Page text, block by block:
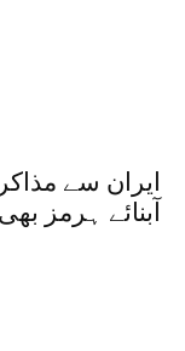
ایران سے
آبنائے ہرمز